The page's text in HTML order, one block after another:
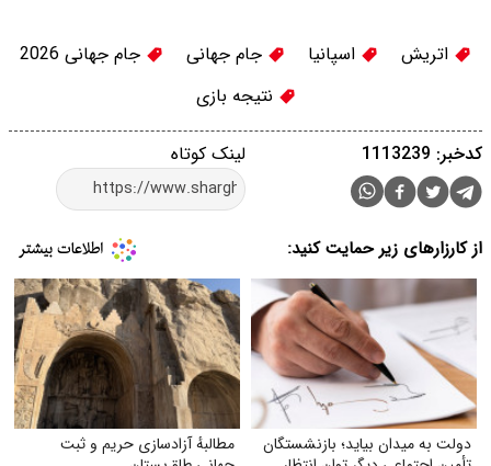
اتریش اسپانیا جام جهانی
جام جهانی 2026
نتیجه بازی
لینک کوتاه کدخبر: 1113239
از کارزارهای زیر حمایت کنید:
دولت به میدان بیاید؛ بازنشستگان
مطالبهٔ آزادسازی حریم و ثبت